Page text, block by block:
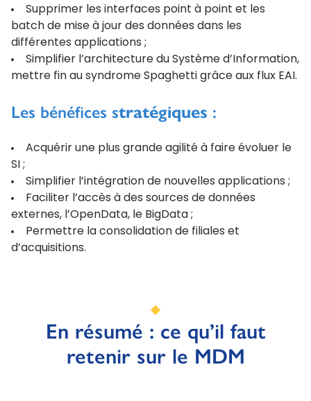
Supprimer les interfaces point à point et les
batch de mise à jour des données dans les
différentes applications ;
Simplifier l’architecture du Système d’Information,
mettre fin au syndrome Spaghetti grâce aux flux EAI .
Les bénéfices stratégiques :
Acquérir une plus grande agilité à faire évoluer le
SI ;
Simplifier l’intégration de nouvelles applications ;
Faciliter l’accès à des sources de données
externes, l’OpenData, le BigData ;
Permettre la consolidation de filiales et
d’acquisitions.
En résumé : ce qu’il faut
retenir sur le MDM